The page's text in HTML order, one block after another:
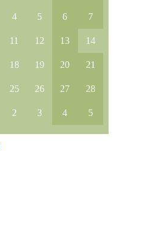
4 5 6 7
11 12 13 14
18 19 20 21
25 26 27 28
2 3 4 5